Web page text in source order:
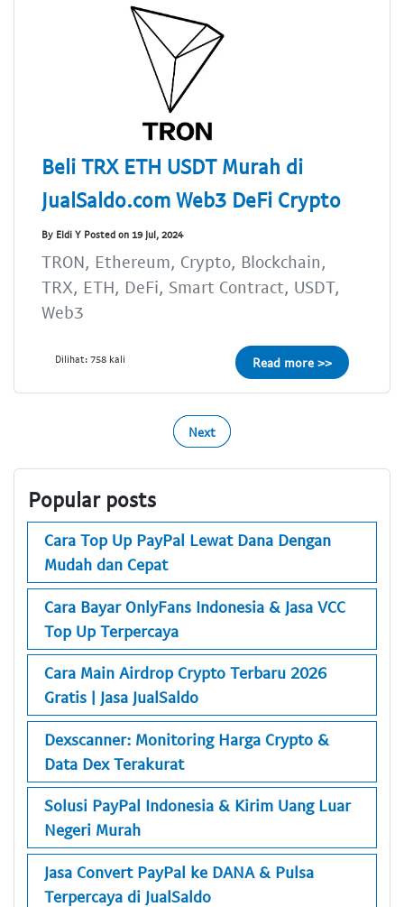
Beli TRX ETH USDT Murah di
JualSaldo.com Web3 DeFi Crypto
By Eldi Y Posted on 19 Jul, 2024
TRON, Ethereum, Crypto, Blockchain,
TRX, ETH, DeFi, Smart Contract, USDT,
Web3
Dilihat: 758 kali Read more >>
Next
Popular posts
Cara Top Up PayPal Lewat Dana Dengan
Mudah dan Cepat
Cara Bayar OnlyFans Indonesia & Jasa VCC
Top Up Terpercaya
Cara Main Airdrop Crypto Terbaru 2026
Gratis | Jasa JualSaldo
Dexscanner: Monitoring Harga Crypto &
Data Dex Terakurat
Solusi PayPal Indonesia & Kirim Uang Luar
Negeri Murah
Jasa Convert PayPal ke DANA & Pulsa
Terpercaya di JualSaldo